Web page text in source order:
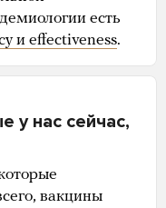
есть
и effectiveness.
у нас сейчас,
вакцины